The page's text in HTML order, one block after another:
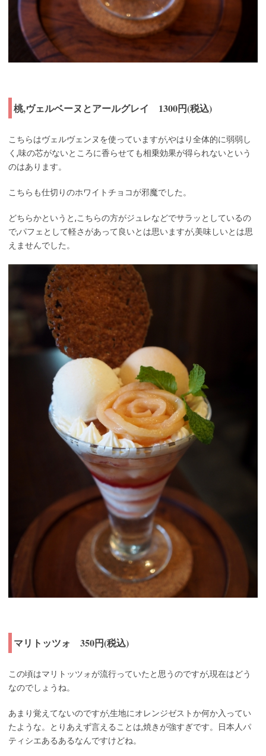
桃,ヴェルベーヌとアールグレイ 1300円(税込)
こちらはヴェルヴェンヌを使っていますが,やはり全体的に弱弱し
く,味の芯がないところに香らせても相乗効果が得られないという
のはあります。
こちらも仕切りのホワイトチョコが邪魔でした。
どちらかというと,こちらの方がジュレなどでサラッとしているの
で,パフェとして軽さがあって良いとは思いますが,美味しいとは思
えませんでした。
マリトッツォ 350円(税込)
この頃はマリトッツォが流行っていたと思うのですが,現在はどう
なのでしょうね。
あまり覚えてないのですが,生地にオレンジゼストか何か入ってい
たような。とりあえず言えることは,焼きが強すぎです。日本人パ
ティシエあるあるなんですけどね。